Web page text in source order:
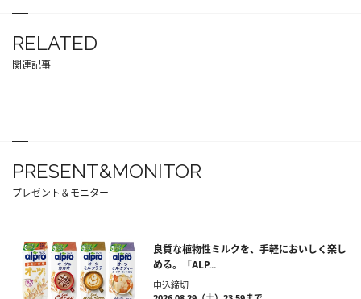
RELATED
関連記事
PRESENT&MONITOR
プレゼント＆モニター
良質な植物性ミルクを、手軽においしく楽し
める。「ALP...
申込締切